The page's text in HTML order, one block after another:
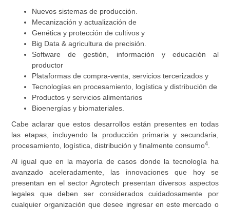
Nuevos sistemas de producción.
Mecanización y actualización de
Genética y protección de cultivos y
Big Data & agricultura de precisión.
Software de gestión, información y educación al
productor
Plataformas de compra-venta, servicios tercerizados y
Tecnologías en procesamiento, logística y distribución de
Productos y servicios alimentarios
Bioenergías y biomateriales.
Cabe aclarar que estos desarrollos están presentes en todas
las etapas, incluyendo la producción primaria y secundaria,
procesamiento, logística, distribución y finalmente consumo4
Al igual que en la mayoría de casos donde la tecnología ha
avanzado aceleradamente, las innovaciones que hoy se
presentan en el sector Agrotech presentan diversos aspectos
legales que deben ser considerados cuidadosamente por
cualquier organización que desee ingresar en este mercado o